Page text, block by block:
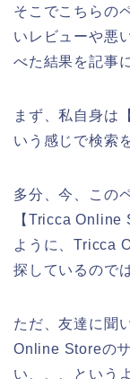
そこでこちらの
いレビューや悪
べた結果を記事
まず、私自身は
いう感じで検索
多分、今、この
【Tricca Online
ように、Tricca
探しているので
ただ、友達に聞
Online Storeの
い、、、という